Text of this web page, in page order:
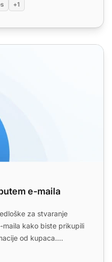
+1
e-maila
za stvaranje
kako biste prikupili
od kupaca.